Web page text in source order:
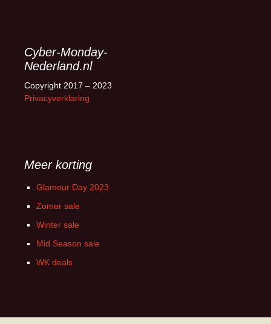
Cyber-Monday-
Nederland.nl
Copyright 2017 – 2023
Privacyverklaring
Meer korting
Glamour Day 2023
Zomer sale
Winter sale
Mid Season sale
WK deals